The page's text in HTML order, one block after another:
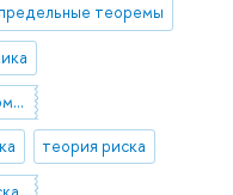
предельные теоремы
математическая экономика
теория риска